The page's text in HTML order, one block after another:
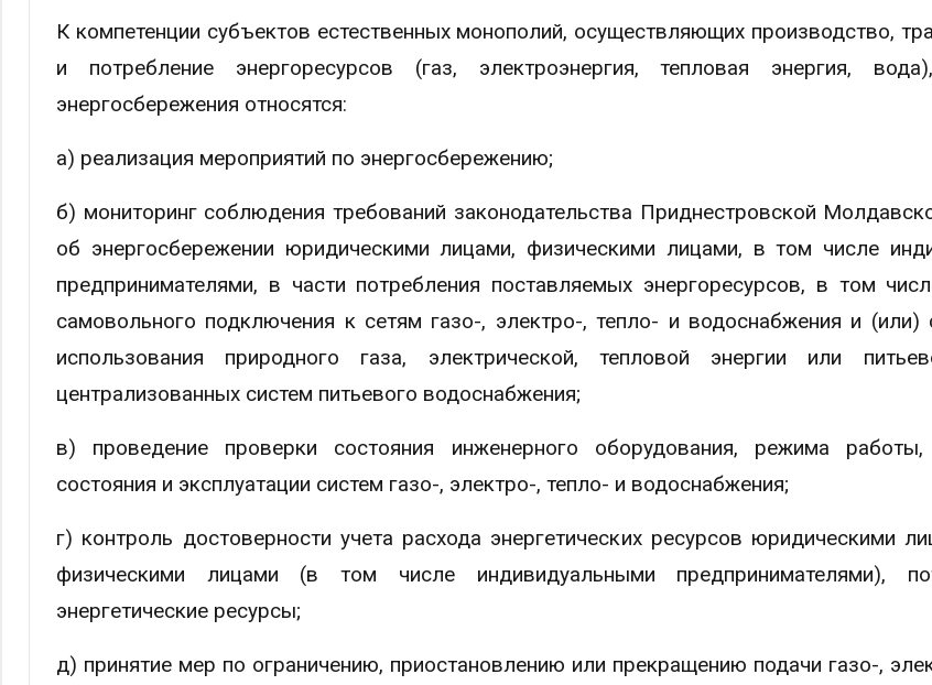
К компетенции субъектов естественных монополий, осуществляющих производство,
и потребление энергоресурсов (газ, электроэнергия, тепловая энергия,
энергосбережения относятся:
а) реализация мероприятий по энергосбережению;
б) мониторинг соблюдения требований законодательства Приднестровской
об энергосбережении юридическими лицами, физическими лицами, в том числе
предпринимателями, в части потребления поставляемых энергоресурсов, в том
самовольного подключения к сетям газо-, электро-, тепло- и водоснабжения и (или)
использования природного газа, электрической, тепловой энергии или
централизованных систем питьевого водоснабжения;
в) проведение проверки состояния инженерного оборудования, режима работы,
состояния и эксплуатации систем газо-, электро-, тепло- и водоснабжения;
г) контроль достоверности учета расхода энергетических ресурсов юридическими
физическими лицами (в том числе индивидуальными предпринимателями),
энергетические ресурсы;
д) принятие мер по ограничению, приостановлению или прекращению подачи газо-,